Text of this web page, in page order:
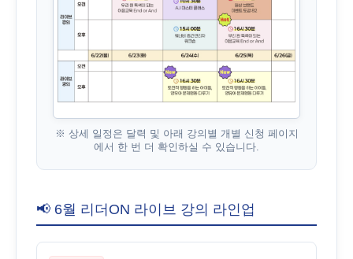
※ 상세 일정은 달력 및 아래 강의별 개별 신청 페이지
에서 한 번 더 확인하실 수 있습니다.
📢 6월 리더ON 라이브 강의 라인업